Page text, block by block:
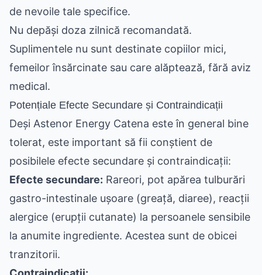
de nevoile tale specifice.
Nu depăși doza zilnică recomandată.
Suplimentele nu sunt destinate copiilor mici,
femeilor însărcinate sau care alăptează, fără aviz
medical.
Potențiale Efecte Secundare și Contraindicații
Deși Astenor Energy Catena este în general bine
tolerat, este important să fii conștient de
posibilele efecte secundare și contraindicații:
Efecte secundare: Rareori, pot apărea tulburări
gastro-intestinale ușoare (greață, diaree), reacții
alergice (erupții cutanate) la persoanele sensibile
la anumite ingrediente. Acestea sunt de obicei
tranzitorii.